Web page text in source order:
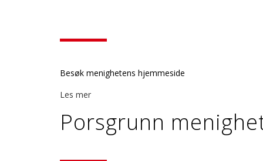
Besøk menighetens hjemmeside
Les mer
Porsgrunn